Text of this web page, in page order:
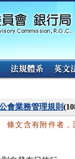
會業務管理規則
條文含有附件者，